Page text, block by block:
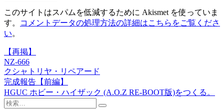
このサイトはスパムを低減するために Akismet を使っていま
す。
コメントデータの処理方法の詳細はこちらをご覧くださ
い。
投
稿
ナ
ビ
【再掲】
NZ-666
クシャトリヤ・リペアード
完成報告【前編】
HGUC ホビー・ハイザック (A.O.Z RE-BOOT版)をつくる。
検